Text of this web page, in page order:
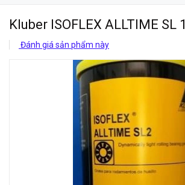
Kluber ISOFLEX ALLTIME SL 1
Đánh giá sản phẩm này